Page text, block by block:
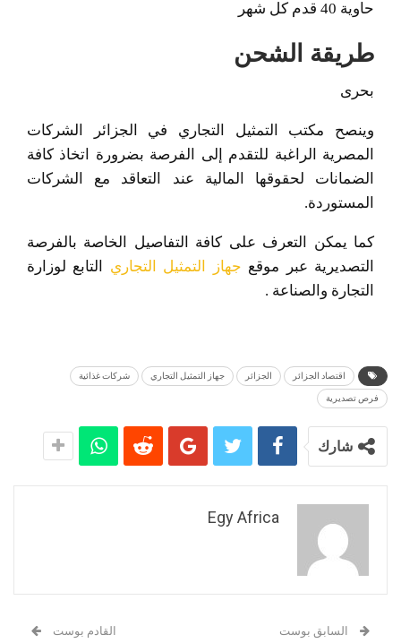
حاوية 40 قدم كل شهر
طريقة الشحن
بحرى
وينصح مكتب التمثيل التجاري في الجزائر الشركات
المصرية الراغبة للتقدم إلى الفرصة بضرورة اتخاذ كافة
الضمانات لحقوقها المالية عند التعاقد مع الشركات
المستوردة.
كما يمكن التعرف على كافة التفاصيل الخاصة بالفرصة
التصديرية عبر موقع جهاز التمثيل التجاري التابع لوزارة
التجارة والصناعة .
اقتصاد الجزائر الجزائر جهاز التمثيل التجاري شركات غذائية
فرص تصديرية
شارك
Egy Africa
السابق بوست القادم بوست